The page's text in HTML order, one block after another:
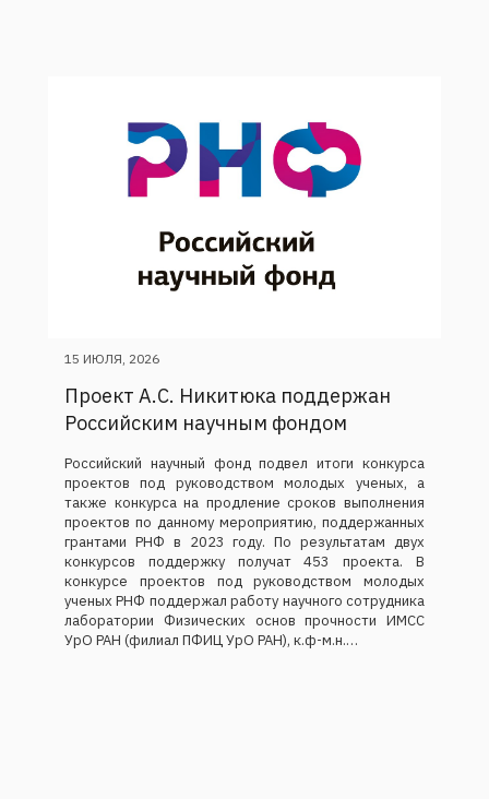
15 ИЮЛЯ, 2026
Проект А.С. Никитюка поддержан
Российским научным фондом
Российский научный фонд подвел итоги конкурса
проектов под руководством молодых ученых, а
также конкурса на продление сроков выполнения
проектов по данному мероприятию, поддержанных
грантами РНФ в 2023 году. По результатам двух
конкурсов поддержку получат 453 проекта. В
конкурсе проектов под руководством молодых
ученых РНФ поддержал работу научного сотрудника
лаборатории Физических основ прочности ИМСС
УрО РАН (филиал ПФИЦ УрО РАН), к.ф-м.н.…